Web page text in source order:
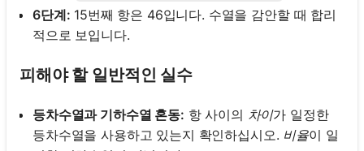
6단계: 15번째 항은 46입니다. 수열을 감안할 때 합리
적으로 보입니다.
피해야 할 일반적인 실수
등차수열과 기하수열 혼동: 항 사이의 차이가 일정한
등차수열을 사용하고 있는지 확인하십시오. 비율이 일